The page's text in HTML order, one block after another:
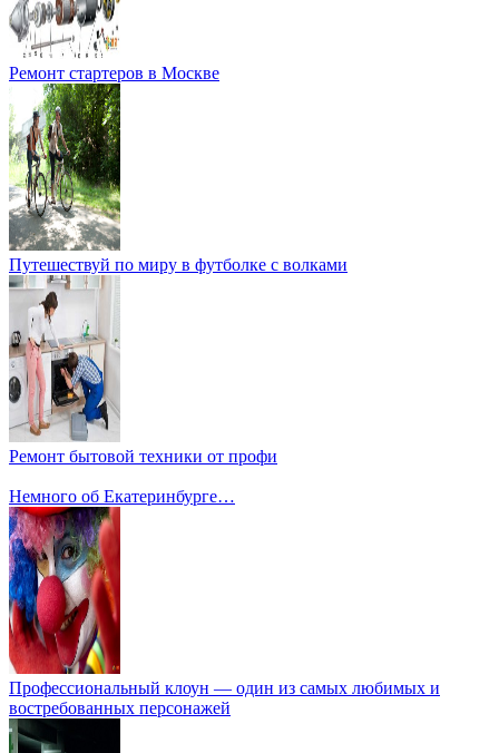
Ремонт стартеров в Москве
Путешествуй по миру в футболке с волками
Ремонт бытовой техники от профи
Немного об Екатеринбурге…
Профессиональный клоун — один из самых любимых и
востребованных персонажей